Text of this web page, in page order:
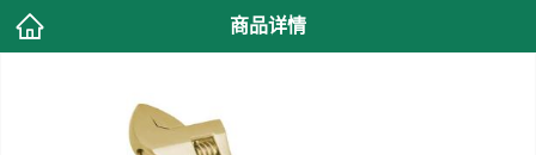
商品详情